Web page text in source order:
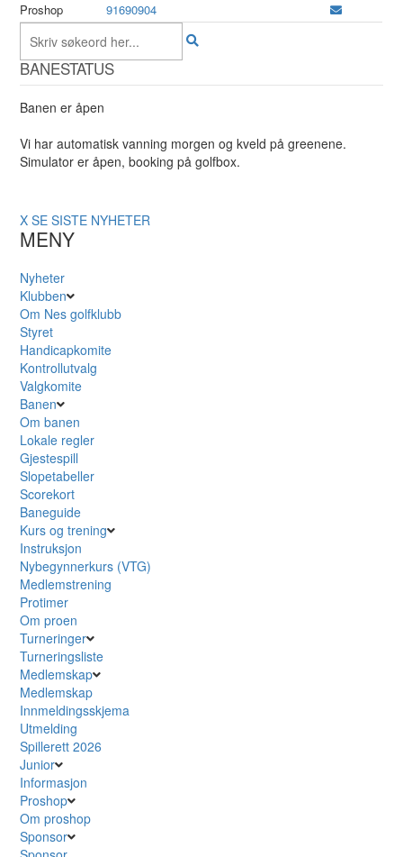
Proshop
91690904
BANESTATUS
Banen er åpen
Vi har automatisk vanning morgen og kveld på greenene.
Simulator er åpen, booking på golfbox.
X SE SISTE NYHETER
MENY
Nyheter
Klubben
Om Nes golfklubb
Styret
Handicapkomite
Kontrollutvalg
Valgkomite
Banen
Om banen
Lokale regler
Gjestespill
Slopetabeller
Scorekort
Baneguide
Kurs og trening
Instruksjon
Nybegynnerkurs (VTG)
Medlemstrening
Protimer
Om proen
Turneringer
Turneringsliste
Medlemskap
Medlemskap
Innmeldingsskjema
Utmelding
Spillerett 2026
Junior
Informasjon
Proshop
Om proshop
Sponsor